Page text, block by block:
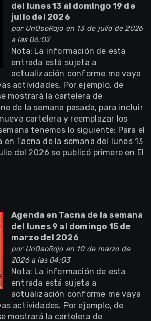
del lunes 13 al domingo 19 de
julio del 2026
por UnOsoRojoen 13 de julio de 2026
a las 06:02
Nota: La información de esta
entrada está sujeta a
actualización conforme me vaya
actividades. Por ejemplo, de
mostrará la cartelera de
de la semana pasada, para incluir
cartelera y reemplazar los
tenemos lo siguiente: Para el
Tacna de la semana del lunes 13
del 2026 se publicó primero en El
Agenda en Tacna de la semana
del lunes 9 al domingo 15 de
marzo del 2026
por UnOsoRojoen 10 de marzo de
2026 a las 04:03
Nota: La información de esta
entrada está sujeta a
actualización conforme me vaya
actividades. Por ejemplo, de
mostrará la cartelera de